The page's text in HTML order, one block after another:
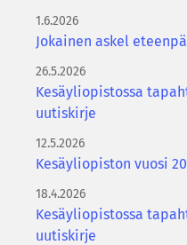
1.6.2026
Jokainen askel
26.5.2026
Kesäyliopistossa
uutiskirje
12.5.2026
Kesäyliopiston vuosi
18.4.2026
Kesäyliopistossa
uutiskirje